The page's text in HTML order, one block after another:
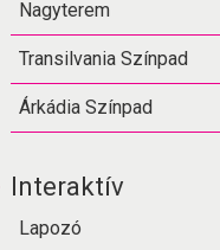
Nagyterem
Transilvania Színpad
Árkádia Színpad
Interaktív
Lapozó